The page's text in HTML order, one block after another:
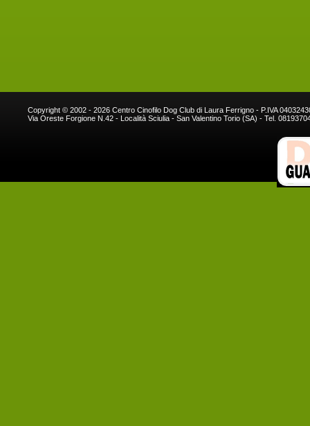
Copyright © 2002 - 2026 Centro Cinofilo Dog Club di Laura Ferrigno - P.IVA
Via Oreste Forgione N.42 - Località Sciulia - San Valentino Torio (SA) - Tel.